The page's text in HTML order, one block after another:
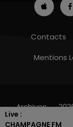
Live :
CHAMPAGNE FM
Contacts
Mentions
Archives